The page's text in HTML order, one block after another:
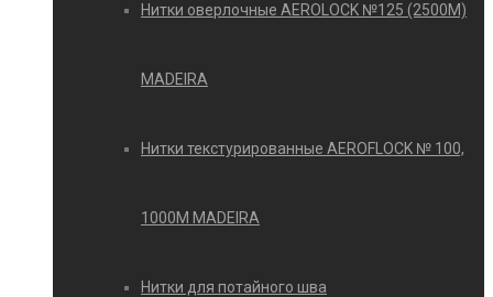
Нитки оверлочные AEROLOCK №125 (2500М)
MADEIRA
Нитки текстурированные AEROFLOCK № 100,
1000М MADEIRA
Нитки для потайного шва